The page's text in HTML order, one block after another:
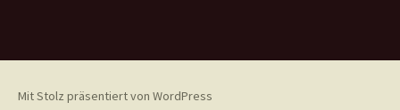
Mit Stolz präsentiert von WordPress